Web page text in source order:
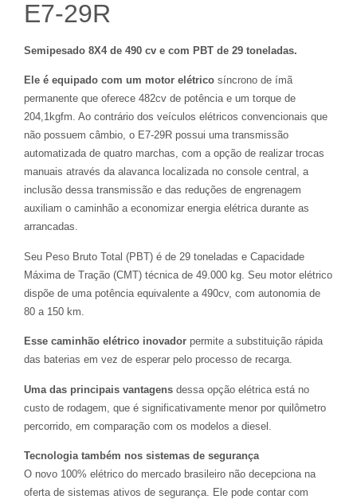
E7-29R
Semipesado 8X4 de 490 cv e com PBT de 29 toneladas.
Ele é equipado com um motor elétrico síncrono de ímã
permanente que oferece 482cv de potência e um torque de
204,1kgfm. Ao contrário dos veículos elétricos convencionais que
não possuem câmbio, o E7-29R possui uma transmissão
automatizada de quatro marchas, com a opção de realizar trocas
manuais através da alavanca localizada no console central, a
inclusão dessa transmissão e das reduções de engrenagem
auxiliam o caminhão a economizar energia elétrica durante as
arrancadas.
Seu Peso Bruto Total (PBT) é de 29 toneladas e Capacidade
Máxima de Tração (CMT) técnica de 49.000 kg. Seu motor elétrico
dispõe de uma potência equivalente a 490cv, com autonomia de
80 a 150 km.
Esse caminhão elétrico inovador permite a substituição rápida
das baterias em vez de esperar pelo processo de recarga.
Uma das principais vantagens dessa opção elétrica está no
custo de rodagem, que é significativamente menor por quilômetro
percorrido, em comparação com os modelos a diesel.
Tecnologia também nos sistemas de segurança
O novo 100% elétrico do mercado brasileiro não decepciona na
oferta de sistemas ativos de segurança. Ele pode contar com